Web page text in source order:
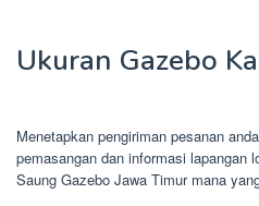
Ukuran Gazebo
Menetapkan pengiriman pesanan
pemasangan dan informasi lapangan
Saung Gazebo Jawa Timur mana